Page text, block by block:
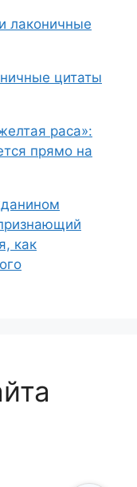
лаконичные
цитаты
раса»:
прямо на
как